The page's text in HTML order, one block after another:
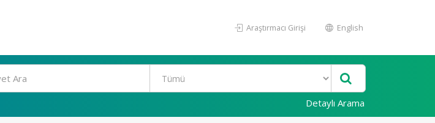
Araştırmacı Girişi English
Detaylı Arama